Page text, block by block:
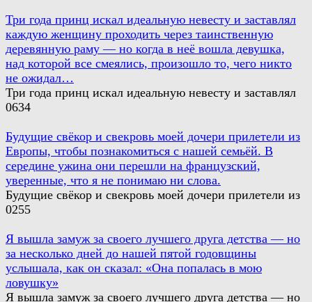
Три года принц искал идеальную невесту и заставлял
каждую женщину проходить через таинственную
деревянную раму — но когда в неё вошла девушка,
над которой все смеялись, произошло то, чего никто
не ожидал…
Три года принц искал идеальную невесту и заставлял
0634
Будущие свёкор и свекровь моей дочери прилетели из
Европы, чтобы познакомиться с нашей семьёй. В
середине ужина они перешли на французский,
уверенные, что я не понимаю ни слова.
Будущие свёкор и свекровь моей дочери прилетели из
0255
Я вышла замуж за своего лучшего друга детства — но
за несколько дней до нашей пятой годовщины
услышала, как он сказал: «Она попалась в мою
ловушку»
Я вышла замуж за своего лучшего друга детства — но